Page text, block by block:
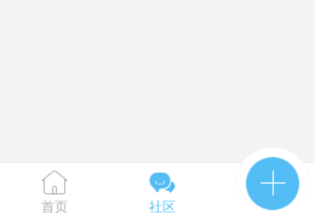

首页

社区
